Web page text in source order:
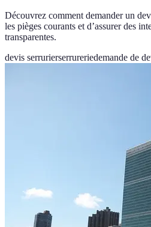
Découvrez comment demander un
les pièges courants et d’assurer des
transparentes.
devis serrurierserrureriedemande de